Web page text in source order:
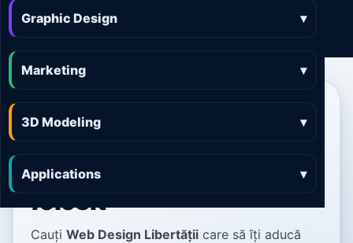
Graphic Design ▾
Marketing ▾
3D Modeling ▾
Applications ▾
Calculator preț Aplicații
Web Design Libertății
luminoase și ușor de
folosit
Cauți Web Design Libertății care să îți aducă